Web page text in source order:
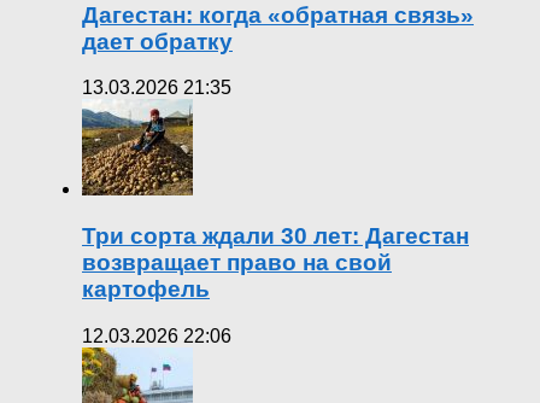
Дагестан: когда «обратная связь»
дает обратку
13.03.2026 21:35
Три сорта ждали 30 лет: Дагестан
возвращает право на свой
картофель
12.03.2026 22:06